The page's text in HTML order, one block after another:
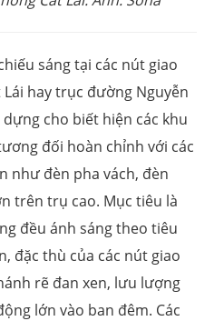
sáng tại các nút giao
hay trục đường Nguyễn
dựng cho biết hiện các khu
đối hoàn chỉnh với các
như đèn pha vách, đèn
trên trụ cao. Mục tiêu là
đều ánh sáng theo tiêu
đặc thù của các nút giao
rẽ đan xen, lưu lượng
lớn vào ban đêm. Các